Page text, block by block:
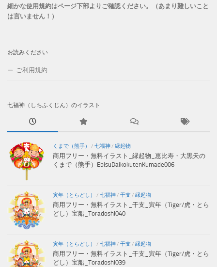
細かな使用規約はページ下部よりご確認ください。（あまり難しいこと
は言いません！）
お読みください
ご利用規約
七福神（しちふくじん）のイラスト
くまで（熊手） / 七福神/ 縁起物
商用フリー・無料イラスト_縁起物_恵比寿・大黒天の
くまで（熊手）EbisuDaikokutenKumade006
寅年（とらどし） / 七福神/ 干支 / 縁起物
商用フリー・無料イラスト_干支_寅年（Tiger/虎・とら
どし）宝船_Toradoshi040
寅年（とらどし） / 七福神/ 干支 / 縁起物
商用フリー・無料イラスト_干支_寅年（Tiger/虎・とら
どし）宝船_Toradoshi039